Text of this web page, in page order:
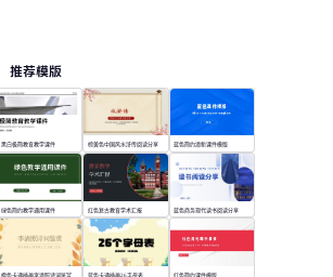
推荐模版
黑白极简教育教学课件 棕黄色中国风水浒传阅读分享 蓝色简约清新课件模版
绿色简约教学通用课件 红色复古教育学术汇报 蓝色商务现代读书阅读分享
橙色卡通插画李清照诗词鉴赏 蓝色卡通插画26字母表 红色简约课件模版